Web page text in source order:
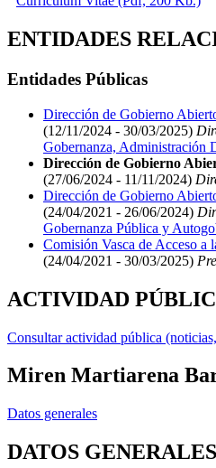
ENTIDADES
Entidades Públicas
Dirección de Gobierno
(12/11/2024 - 30/03/2025)
Gobernanza, Administración
Dirección de Gobierno
(27/06/2024 - 11/11/2024)
Dirección de Gobierno
(24/04/2021 - 26/06/2024)
Gobernanza Pública y
Comisión Vasca de Acceso a
(24/04/2021 - 30/03/2025)
ACTIVIDAD
Consultar actividad pública
Miren Martiarena
Datos generales
DATOS GENERALES